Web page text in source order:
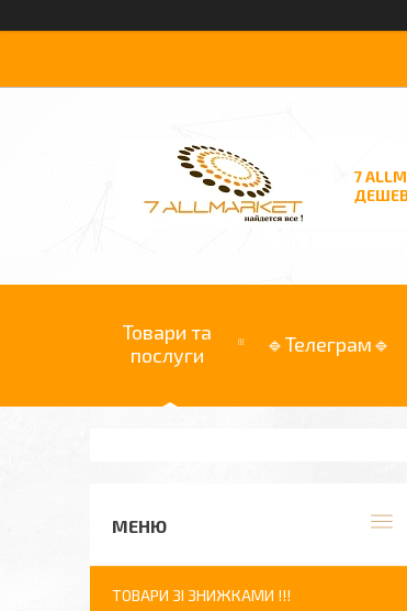
7
Товари та
послуги
🔹Телеграм🔹
ТОВАРИ ЗІ ЗНИЖКАМИ !!!